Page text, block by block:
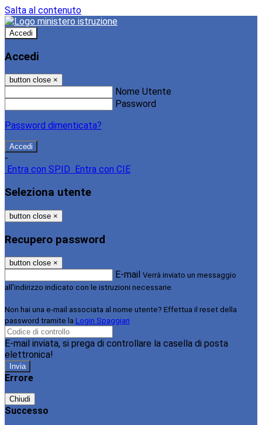
Salta al contenuto
Accedi
Accedi
button close ×
Nome Utente
Password
Password dimenticata?
-
Entra con SPID
Entra con CIE
Seleziona utente
button close ×
Recupero password
button close ×
E-mail Verrà inviato un messaggio
all'indirizzo indicato con le istruzioni necessarie.
Non hai una e-mail associata al nome utente? Effettua il reset della
password tramite la Login Spaggiari
E-mail inviata, si prega di controllare la casella di posta
elettronica!
Errore
Chiudi
Successo